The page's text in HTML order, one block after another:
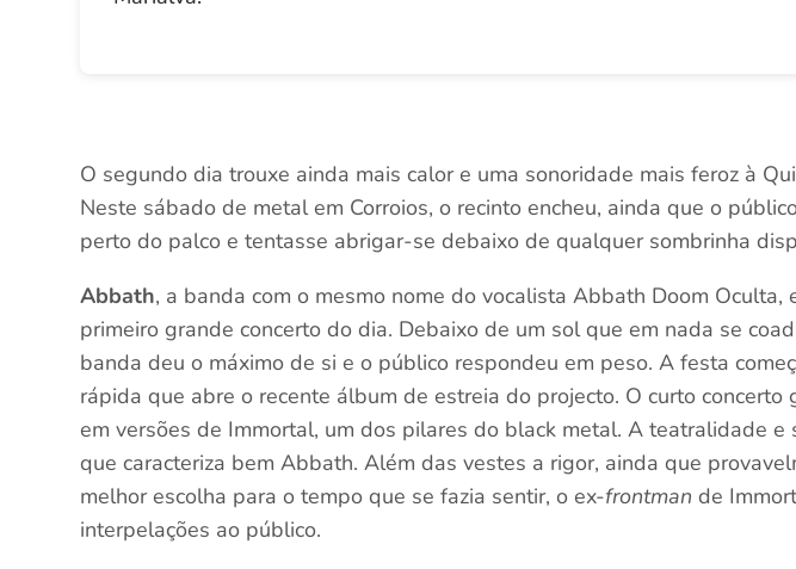
O segundo dia trouxe ainda mais calor e uma sonoridade mais feroz à
Neste sábado de metal em Corroios, o recinto encheu, ainda que o
perto do palco e tentasse abrigar-se debaixo de qualquer sombrinha
Abbath, a banda com o mesmo nome do vocalista Abbath Doom Oculta,
primeiro grande concerto do dia. Debaixo de um sol que em nada se
banda deu o máximo de si e o público respondeu em peso. A festa
rápida que abre o recente álbum de estreia do projecto. O curto concerto
em versões de Immortal, um dos pilares do black metal. A teatralidade
que caracteriza bem Abbath. Além das vestes a rigor, ainda que
melhor escolha para o tempo que se fazia sentir, o ex-frontman de
interpelações ao público.